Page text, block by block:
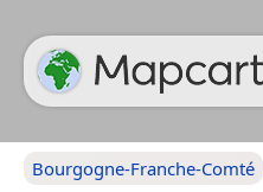
Bourgogne-Franche-Comté